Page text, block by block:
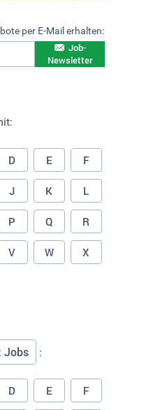
per E-Mail erhalten:
Job-
Newsletter
D E F
J K L
P Q R
V W X
Jobs :
D E F